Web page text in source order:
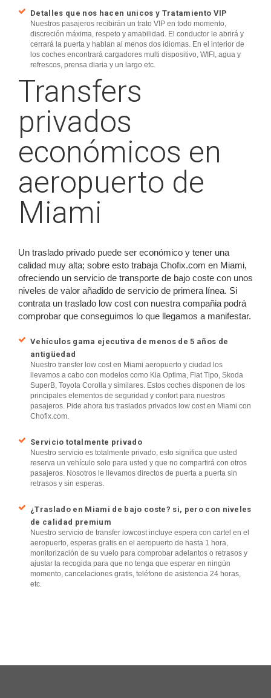
Detalles que nos hacen unicos y Tratamiento VIP
Nuestros pasajeros recibirán un trato VIP en todo momento,
discreción máxima, respeto y amabilidad. El conductor le abrirá y
cerrará la puerta y hablan al menos dos idiomas. En el interior de
los coches encontrará cargadores multi dispositivo, WIFI, agua y
refrescos, prensa diaria y un largo etc.
Transfers
privados
económicos en
aeropuerto de
Miami
Un traslado privado puede ser económico y tener una
calidad muy alta; sobre esto trabaja Chofix.com en Miami,
ofreciendo un servicio de transporte de bajo coste con unos
niveles de valor añadido de servicio de primera línea. Si
contrata un traslado low cost con nuestra compañia podrá
comprobar que conseguimos lo que llegamos a manifestar.
Vehículos gama ejecutiva de menos de 5 años de
antigüedad
Nuestro transfer low cost en Miami aeropuerto y ciudad los
llevamos a cabo con modelos como Kia Optima, Fiat Tipo, Skoda
SuperB, Toyota Corolla y similares. Estos coches disponen de los
principales elementos de seguridad y confort para nuestros
pasajeros. Pide ahora tus traslados privados low cost en Miami con
Chofix.com.
Servicio totalmente privado
Nuestro servicio es totalmente privado, esto significa que usted
reserva un vehículo solo para usted y que no compartirá con otros
pasajeros. Nosotros le llevamos directos de puerta a puerta sin
retrasos y sin esperas.
¿Traslado en Miami de bajo coste? si, pero con niveles
de calidad premium
Nuestro servicio de transfer lowcost incluye espera con cartel en el
aeropuerto, esperas gratis en el aeropuerto de hasta 1 hora,
monitorización de su vuelo para comprobar adelantos o retrasos y
ajustar la recogida para que no tenga que esperar en ningún
momento, cancelaciones gratis, teléfono de asistencia 24 horas,
etc.